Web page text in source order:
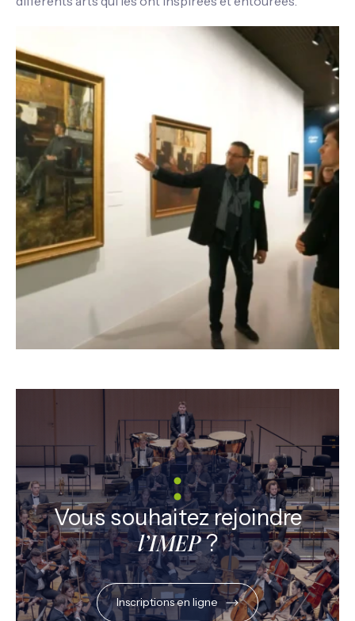
Vous souhaitez rejoindre
l’IMEP?
Inscriptions en ligne